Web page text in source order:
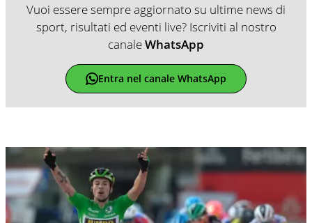
Vuoi essere sempre aggiornato su ultime news di
sport, risultati ed eventi live? Iscriviti al nostro
canaleWhatsApp
Entra nel canale WhatsApp